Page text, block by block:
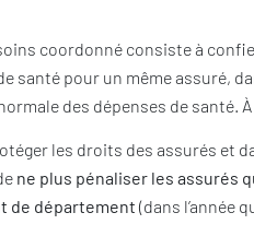
coordonné consiste à
santé pour un même assuré,
des dépenses de santé.
les droits des assurés et
ne plus pénaliser les assurés
de département (dans l’année